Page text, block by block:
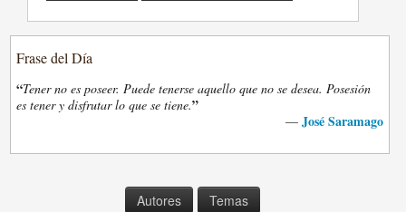
Frase del Día
“Tener no es poseer. Puede tenerse aquello que no se desea. Posesión
es tener y disfrutar lo que se tiene.”
— José Saramago
Autores Temas